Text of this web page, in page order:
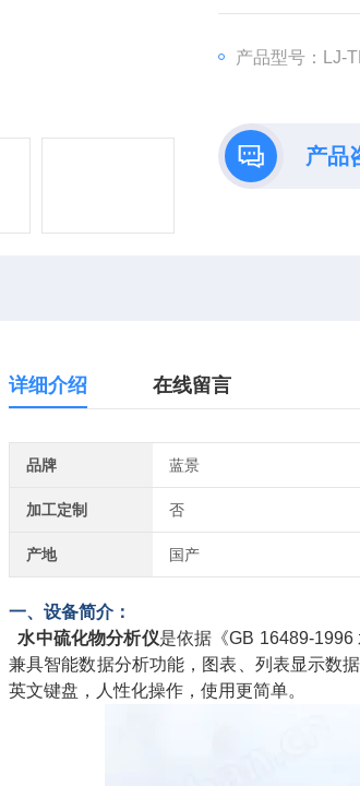
产品型号：LJ-
产品
详细介绍 在线留言
品牌 蓝景
加工定制 否
产地 国产
一、设备简介：
水中硫化物分析仪是依据《GB 16489-
兼具智能数据分析功能，图表、列表显示数
英文键盘，人性化操作，使用更简单。